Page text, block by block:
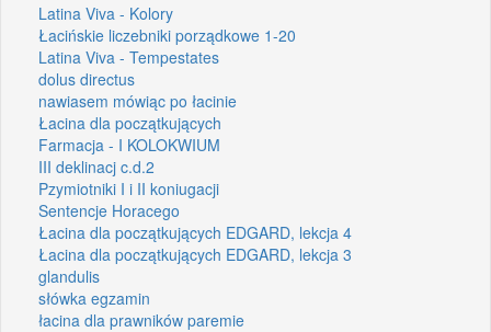
Latina Viva - Kolory
Łacińskie liczebniki porządkowe 1-20
Latina Viva - Tempestates
dolus directus
nawiasem mówiąc po łacinie
Łacina dla początkujących
Farmacja - I KOLOKWIUM
III deklinacj c.d.2
Pzymiotniki I i II koniugacji
Sentencje Horacego
Łacina dla początkujących EDGARD, lekcja 4
Łacina dla początkujących EDGARD, lekcja 3
glandulis
słówka egzamin
łacina dla prawników paremie